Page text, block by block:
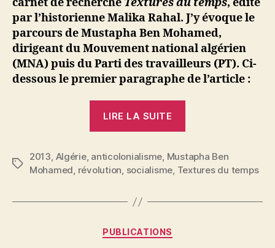
u
s
s
a
Mohamed
(1926-
par l’historienne Malika Rahal. J’y évoque le
parcours de Mustapha Ben Mohamed,
dirigeant du Mouvement national algérien
(MNA) puis du Parti des travailleurs (PT). Ci-
dessous le premier paragraphe de l’article :
LIRE LA SUITE
Ben
Mohamed
Étiquettes
2013, Algérie, anticolonialisme, Mustapha Ben
Mohamed, révolution, socialisme, Textures du temps
Catégories
PUBLICATIONS